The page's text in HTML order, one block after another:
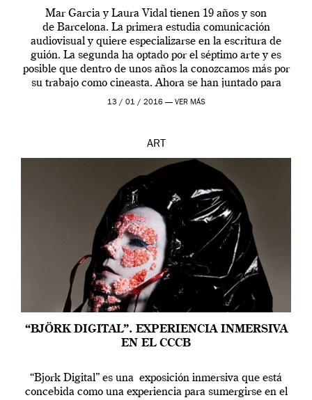
Mar Garcia y Laura Vidal tienen 19 años y son
de Barcelona. La primera estudia comunicación
audiovisual y quiere especializarse en la escritura de
guión. La segunda ha optado por el séptimo arte y es
posible que dentro de unos años la conozcamos más por
su trabajo como cineasta. Ahora se han juntado para
contarnos una […]
13 / 01 / 2016 — VER MÁS
ART
“BJÖRK DIGITAL”. EXPERIENCIA INMERSIVA
EN EL CCCB
“Bjork Digital” es una exposición inmersiva que está
concebida como una experiencia para sumergirse en el